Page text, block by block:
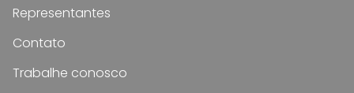
Representantes
Contato
Trabalhe conosco